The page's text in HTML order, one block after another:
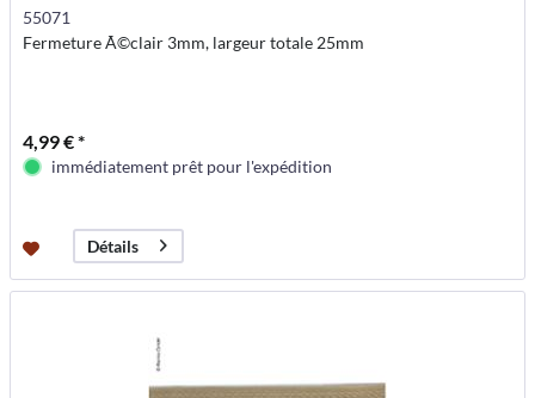
55071
Fermeture Ã©clair 3mm, largeur totale 25mm
4,99 € *
immédiatement prêt pour l'expédition
Détails